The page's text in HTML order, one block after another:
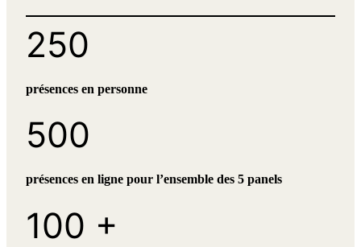
250
présences en personne
500
présences en ligne pour l’ensemble des 5 panels
100 +